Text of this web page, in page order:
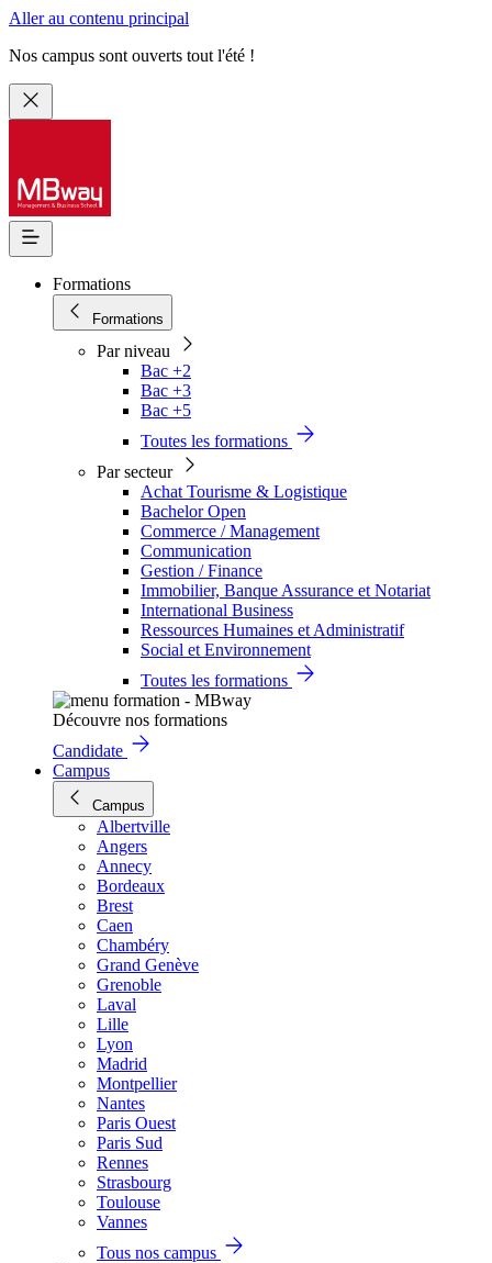
Aller au contenu principal
Nos campus sont ouverts tout l'été !
Formations
Formations
Par niveau
Bac +2
Bac +3
Bac +5
Toutes les formations
Par secteur
Achat Tourisme & Logistique
Bachelor Open
Commerce / Management
Communication
Gestion / Finance
Immobilier, Banque Assurance et Notariat
International Business
Ressources Humaines et Administratif
Social et Environnement
Toutes les formations
Découvre nos formations
Candidate
Campus
Campus
Albertville
Angers
Annecy
Bordeaux
Brest
Caen
Chambéry
Grand Genève
Grenoble
Laval
Lille
Lyon
Madrid
Montpellier
Nantes
Paris Ouest
Paris Sud
Rennes
Strasbourg
Toulouse
Vannes
Tous nos campus